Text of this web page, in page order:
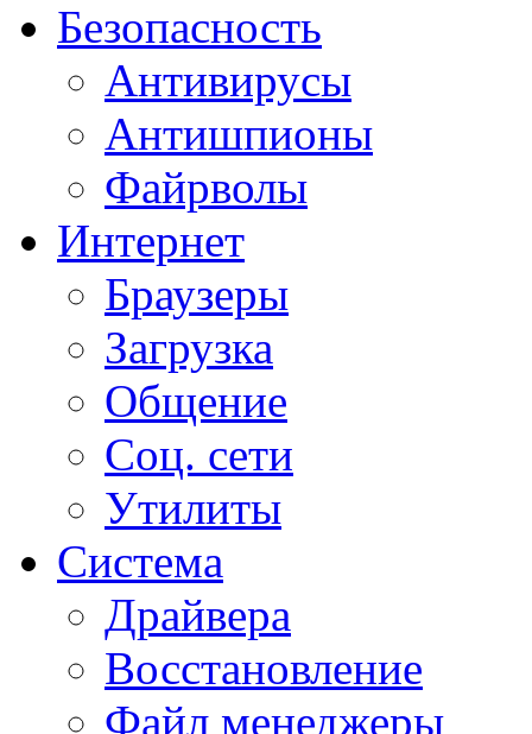
Безопасность
Антивирусы
Антишпионы
Файрволы
Интернет
Браузеры
Загрузка
Общение
Соц. сети
Утилиты
Система
Драйвера
Восстановление
Файл менеджеры